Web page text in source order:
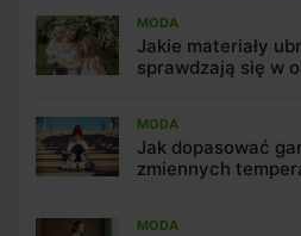
MODA
Jakie materiały
sprawdzają się w
MODA
Jak dopasować
zmiennych
MODA